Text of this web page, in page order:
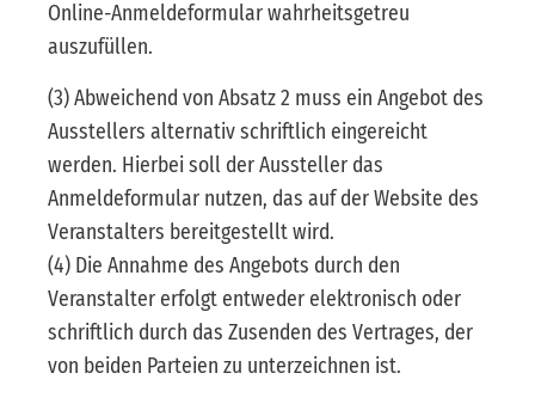
Online-Anmeldeformular wahrheitsgetreu
auszufüllen.
(3) Abweichend von Absatz 2 muss ein Angebot des
Ausstellers alternativ schriftlich eingereicht
werden. Hierbei soll der Aussteller das
Anmeldeformular nutzen, das auf der Website des
Veranstalters bereitgestellt wird.
(4) Die Annahme des Angebots durch den
Veranstalter erfolgt entweder elektronisch oder
schriftlich durch das Zusenden des Vertrages, der
von beiden Parteien zu unterzeichnen ist.